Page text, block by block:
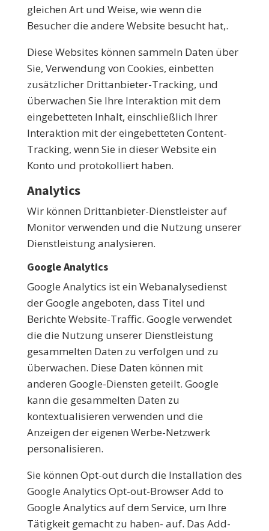
gleichen Art und Weise, wie wenn die
Besucher die andere Website besucht hat,.
Diese Websites können sammeln Daten über
Sie, Verwendung von Cookies, einbetten
zusätzlicher Drittanbieter-Tracking, und
überwachen Sie Ihre Interaktion mit dem
eingebetteten Inhalt, einschließlich Ihrer
Interaktion mit der eingebetteten Content-
Tracking, wenn Sie in dieser Website ein
Konto und protokolliert haben.
Analytics
Wir können Drittanbieter-Dienstleister auf
Monitor verwenden und die Nutzung unserer
Dienstleistung analysieren.
Google Analytics
Google Analytics ist ein Webanalysedienst
der Google angeboten, dass Titel und
Berichte Website-Traffic. Google verwendet
die die Nutzung unserer Dienstleistung
gesammelten Daten zu verfolgen und zu
überwachen. Diese Daten können mit
anderen Google-Diensten geteilt. Google
kann die gesammelten Daten zu
kontextualisieren verwenden und die
Anzeigen der eigenen Werbe-Netzwerk
personalisieren.
Sie können Opt-out durch die Installation des
Google Analytics Opt-out-Browser Add to
Google Analytics auf dem Service, um Ihre
Tätigkeit gemacht zu haben- auf. Das Add-